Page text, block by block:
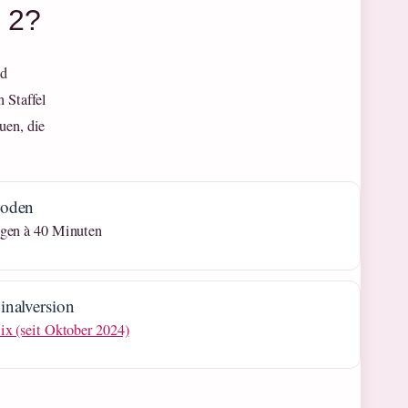
2?
Staffel
die
à 40 Minuten
(seit Oktober 2024)